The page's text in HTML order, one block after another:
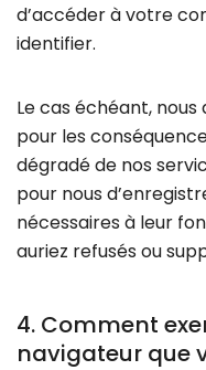
d’accéder à votre
identifier.
Le cas échéant,
pour les
dégradé de nos
pour nous
nécessaires à leur
auriez refusés ou
4. Comment
navigateur que